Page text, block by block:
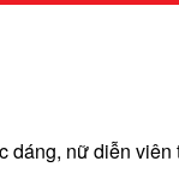
nữ diễn